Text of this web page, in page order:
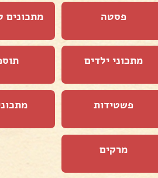
פסטה מתכונים
מתכוני ילדים
פשטידות
מרקים